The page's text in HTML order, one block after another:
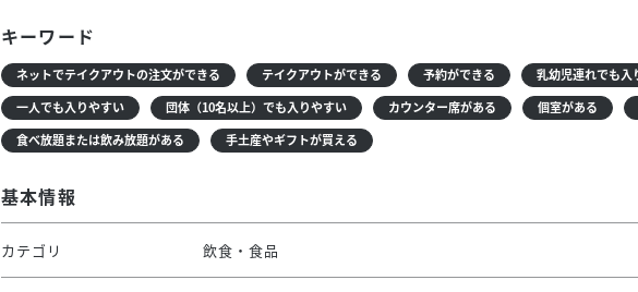
キーワード
ネットでテイクアウトの注文ができる テイクアウトができる 予約ができる
乳幼児連れでも入
一人でも入りやすい
団体（10名以上）でも入りやすい カウンター席がある 個室がある
食べ放題または飲み放題がある
手土産やギフトが買える
基本情報
カテゴリ 飲食・食品